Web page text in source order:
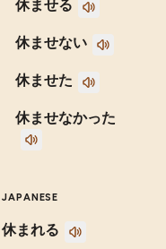
休ませる
休ませない
休ませた
休ませなかった
JAPANESE
休まれる